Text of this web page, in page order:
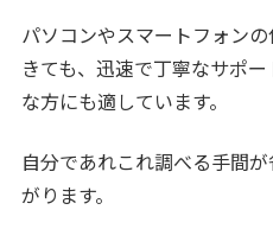
パソコンやスマートフォン
きても、迅速で丁寧なサポ
な方にも適しています。
自分であれこれ調べる手間
がります。